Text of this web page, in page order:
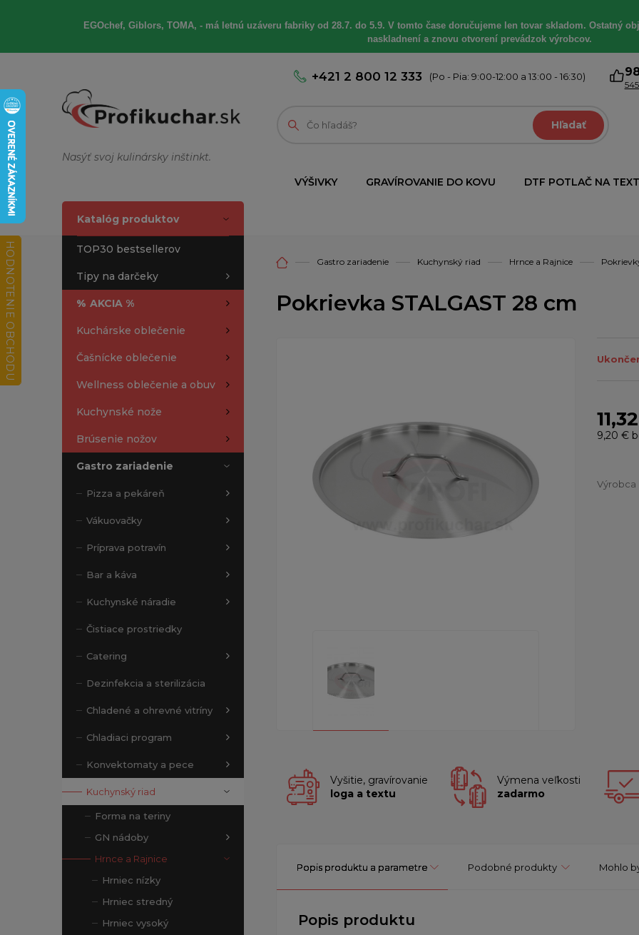
EGOchef, Giblors, TOMA, - má letnú uzáveru fabriky od 28.7. do 5.9. V tomto čase doručujeme len tovar skladom. Ostatný
naskladnení a znovu otvorení prevádzok výrobcov.
Nasýť svoj kulinársky inštinkt.
+421 2 800 12 333 (Po - Pia: 9:00-12:00 a 13:00 - 16:30)
Hľadať
VÝŠIVKY GRAVÍROVANIE DO KOVU DTF POTLAČ NA
Katalóg produktov
TOP30 bestsellerov
Tipy na darčeky
% AKCIA %
Kuchárske oblečenie
Čašnícke oblečenie
Wellness oblečenie a obuv
Kuchynské nože
Brúsenie nožov
Gastro zariadenie
Pizza a pekáreň
Vákuovačky
Príprava potravín
Bar a káva
Kuchynské náradie
Čistiace prostriedky
Catering
Dezinfekcia a sterilizácia
Chladené a ohrevné vitríny
Chladiaci program
Konvektomaty a pece
Kuchynský riad
Forma na teriny
GN nádoby
Hrnce a Rajnice
Hrniec nízky
Hrniec stredný
Hrniec vysoký
Gastro zariadenie Kuchynský riad Hrnce a Rajnice
Pokrievka STALGAST 28 cm
9,20 €
Výrobca
Vyšitie, gravírovanie
loga a textu
Výmena veľkosti
zadarmo
Popis produktu a parametre Podobné produkty Mohlo
Popis produktu
HODNOTENIE OBCHODU